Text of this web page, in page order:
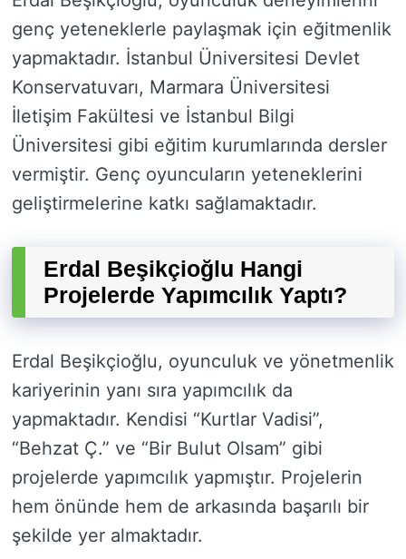
genç yeteneklerle paylaşmak için eğitmenlik
yapmaktadır. İstanbul Üniversitesi Devlet
Konservatuvarı, Marmara Üniversitesi
İletişim Fakültesi ve İstanbul Bilgi
Üniversitesi gibi eğitim kurumlarında dersler
vermiştir. Genç oyuncuların yeteneklerini
geliştirmelerine katkı sağlamaktadır.
Erdal Beşikçioğlu Hangi
Projelerde Yapımcılık Yaptı?
Erdal Beşikçioğlu, oyunculuk ve yönetmenlik
kariyerinin yanı sıra yapımcılık da
yapmaktadır. Kendisi “Kurtlar Vadisi”,
“Behzat Ç.” ve “Bir Bulut Olsam” gibi
projelerde yapımcılık yapmıştır. Projelerin
hem önünde hem de arkasında başarılı bir
şekilde yer almaktadır.